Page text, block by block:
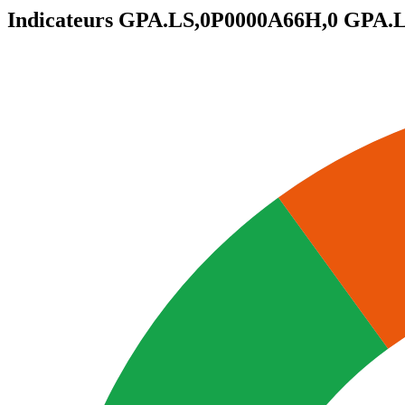
Indicateurs GPA.LS,0P0000A66H,0